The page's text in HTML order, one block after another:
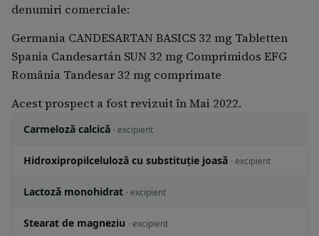
denumiri comerciale:
Germania CANDESARTAN BASICS 32 mg Tabletten
Spania Candesartán SUN 32 mg Comprimidos EFG
România Tandesar 32 mg comprimate
Acest prospect a fost revizuit în Mai 2022.
Carmeloză calcică · excipient
Hidroxipropilceluloză cu substituție joasă · excipient
Lactoză monohidrat · excipient
Stearat de magneziu · excipient